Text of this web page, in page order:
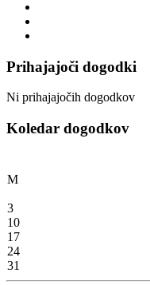
Prihajajoči dogodki
Ni prihajajočih dogodkov
Koledar dogodkov
M
3
10
17
24
31